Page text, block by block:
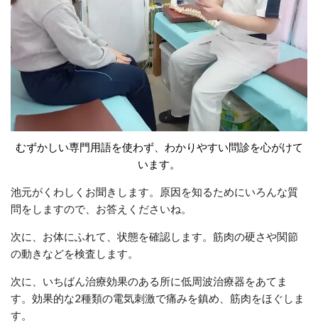
むずかしい専門用語を使わず、わかりやすい問診を心がけて
います。
池元がくわしくお聞きします。原因を知るためにいろんな質
問をしますので、お答えくださいね。
次に、お体にふれて、状態を確認します。筋肉の硬さや関節
の動きなどを検査します。
次に、いちばん治療効果のある所に低周波治療器をあてま
す。効果的な2種類の電気刺激で痛みを鎮め、筋肉をほぐしま
す。